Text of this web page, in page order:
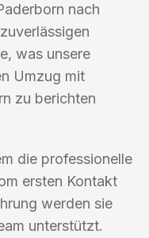
nach
was unsere
Umzug mit
zu berichten
die professionelle
ersten Kontakt
werden sie
unterstützt.